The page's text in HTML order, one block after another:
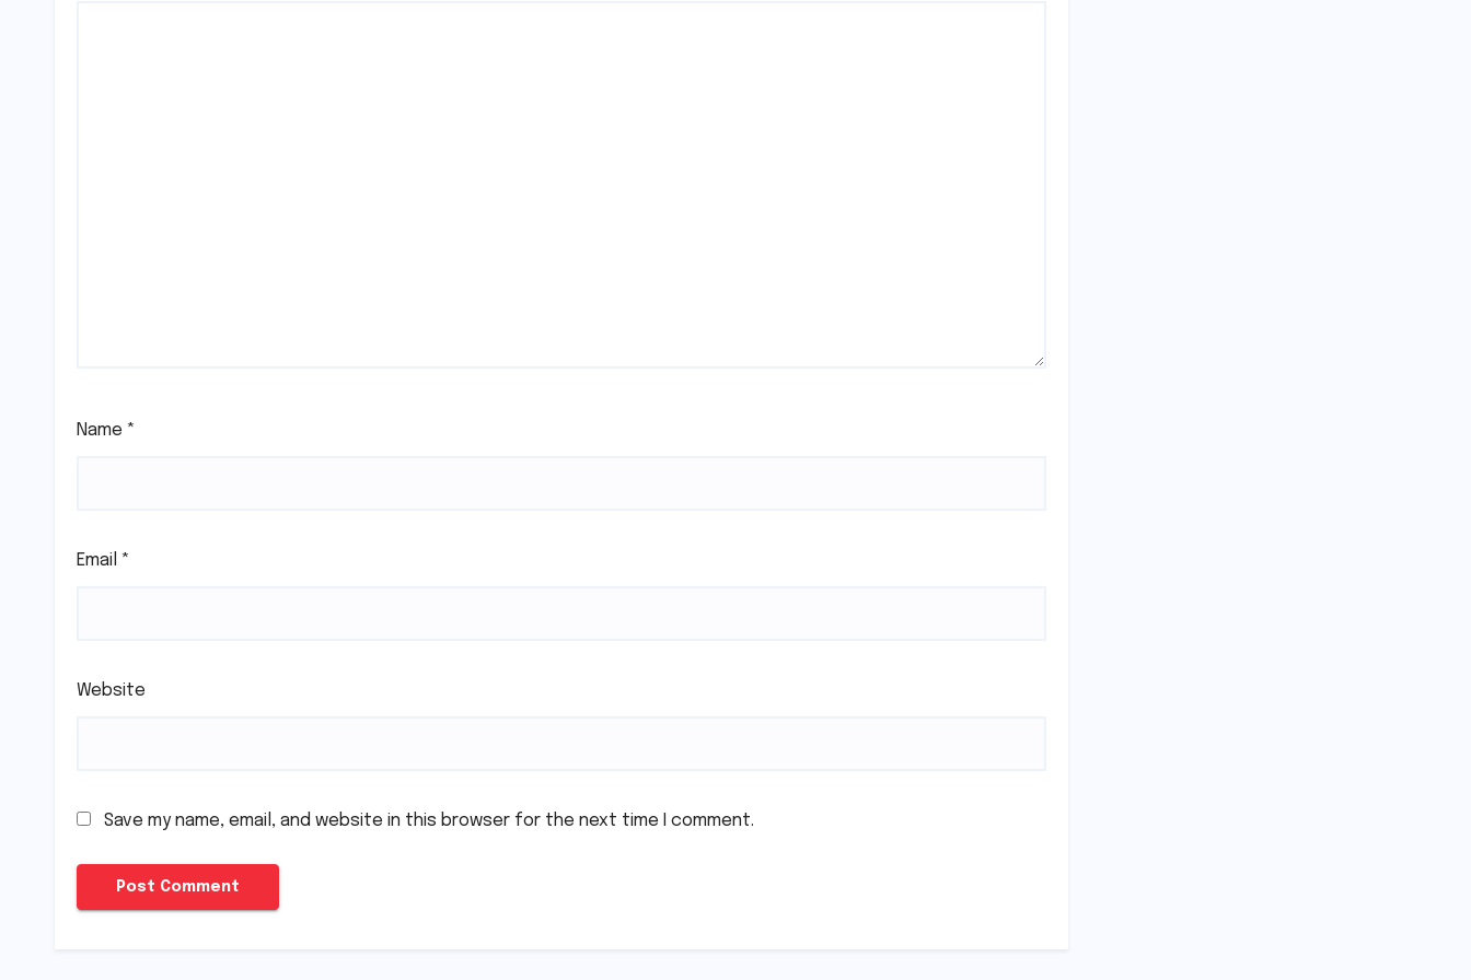
Name *
Email *
Website
Save my name, email, and website in this browser for the next time I comment.